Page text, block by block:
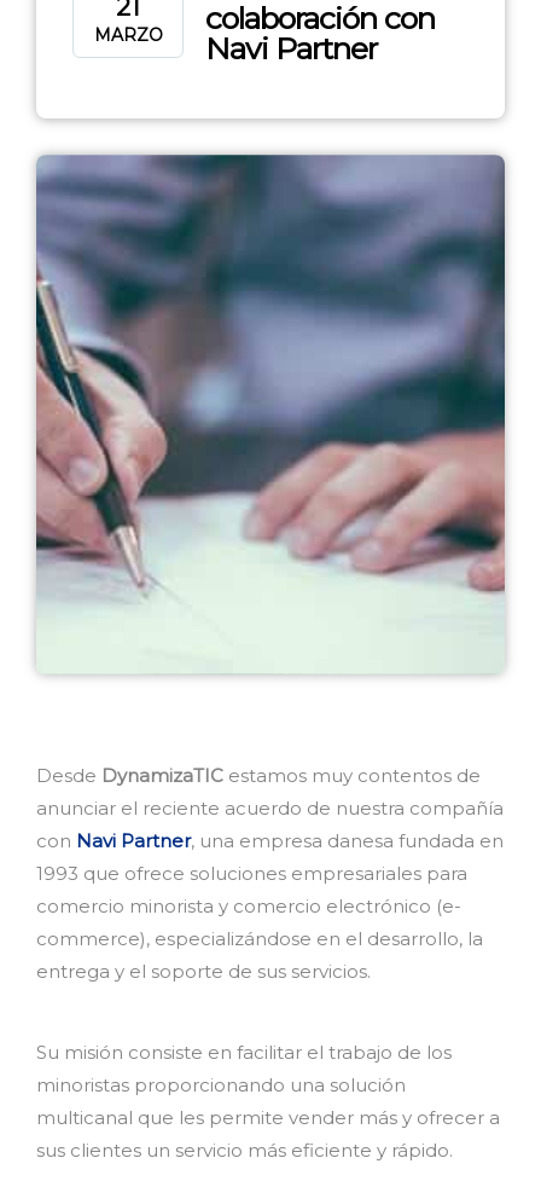
21
MARZO
colaboración con
Navi Partner
Desde DynamizaTIC estamos muy contentos de
anunciar el reciente acuerdo de nuestra compañía
con Navi Partner, una empresa danesa fundada en
1993 que ofrece soluciones empresariales para
comercio minorista y comercio electrónico (e-
commerce), especializándose en el desarrollo, la
entrega y el soporte de sus servicios.
Su misión consiste en facilitar el trabajo de los
minoristas proporcionando una solución
multicanal que les permite vender más y ofrecer a
sus clientes un servicio más eficiente y rápido.